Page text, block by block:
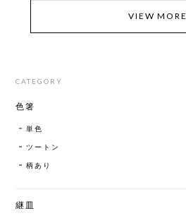
VIEW MORE
CATEGORY
色箸
単色
ツートン
柄あり
継皿